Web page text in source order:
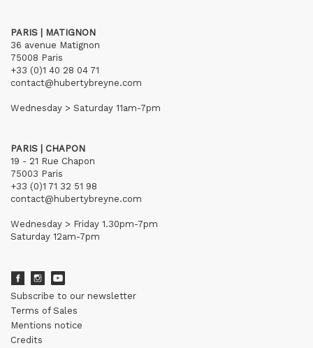
PARIS | MATIGNON
36 avenue Matignon
75008 Paris
+33 (0)1 40 28 04 71
contact@hubertybreyne.com
Wednesday > Saturday 11am-7pm
PARIS | CHAPON
19 - 21 Rue Chapon
75003 Paris
+33 (0)1 71 32 51 98
contact@hubertybreyne.com
Wednesday > Friday 1.30pm-7pm
Saturday 12am-7pm
Subscribe to our newsletter
Terms of Sales
Mentions notice
Credits